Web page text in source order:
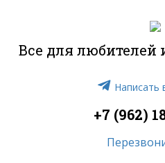
Все для любителей
Написать
+7 (962)